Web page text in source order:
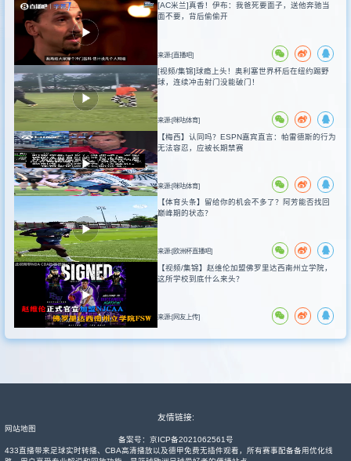
[AC米兰]真香！伊布：我爸死要面子，送他奔驰当
面不要，背后偷偷开
来源:[直播吧]
[视频/集锦]球瘾上头！奥利塞世界杯后在纽约踢野
球，连续冲击射门没能破门！
来源:[咪咕体育]
【梅西】认同吗？ESPN嘉宾直言：帕雷德斯的行为
无法容忍，应被长期禁赛
来源:[咪咕体育]
【体育头条】留给你的机会不多了？阿芳能否找回
巅峰期的状态？
来源:[欧洲杯直播吧]
【视频/集锦】赵维伦加盟佛罗里达西南州立学院，
这所学校到底什么来头？
来源:[网友上传]
友情链接:
网站地图
备案号： 京ICP备2021062561号
433直播带来足球实时转播、CBA高清播放以及德甲免费无插件观看，所有赛事配备备用优化线